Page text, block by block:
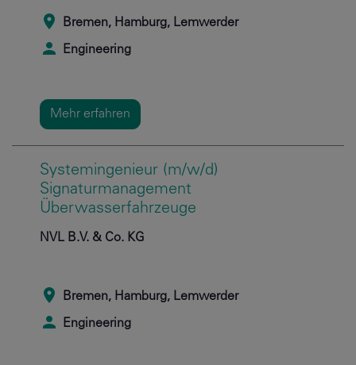
Bremen, Hamburg, Lemwerder
Engineering
Mehr erfahren
Systemingenieur (m/w/d)
Signaturmanagement
Überwasserfahrzeuge
NVL B.V. & Co. KG
Bremen, Hamburg, Lemwerder
Engineering